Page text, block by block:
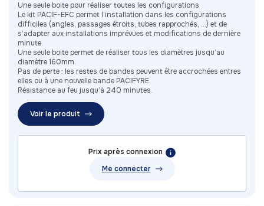
Une seule boite pour réaliser toutes les configurations
Le kit PACIF-EFC permet l’installation dans les configurations
difficiles (angles, passages étroits, tubes rapprochés, ...) et de
s’adapter aux installations imprévues et modifications de dernière
minute.
Une seule boite permet de réaliser tous les diamètres jusqu’au
diamètre 160mm.
Pas de perte : les restes de bandes peuvent être accrochées entres
elles ou à une nouvelle bande PACIFYRE.
Résistance au feu jusqu’à 240 minutes.
Voir le produit
Prix après connexion
Me connecter